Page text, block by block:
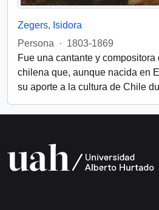
Zegers, Isidora
Persona
· 1803-1869
Fue una cantante y
chilena que, aunque nacida en
su aporte a la cultura de Chile